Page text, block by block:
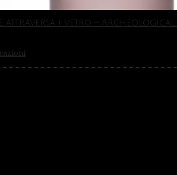
attraversa i vetro –